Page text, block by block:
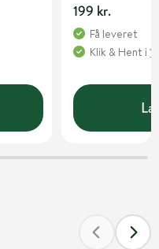
199 kr.
Få leveret
Klik & Hent i